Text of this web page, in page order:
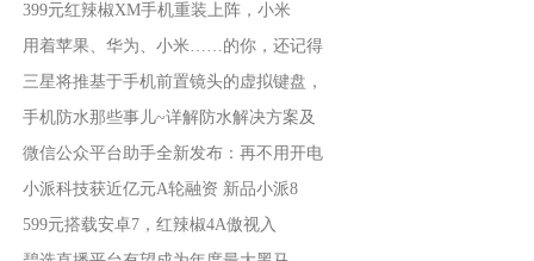
399元红辣椒XM手机重装上阵，小米
用着苹果、华为、小米……的你，还记得
三星将推基于手机前置镜头的虚拟键盘，
手机防水那些事儿~详解防水解决方案及
微信公众平台助手全新发布：再不用开电
小派科技获近亿元A轮融资 新品小派8
599元搭载安卓7，红辣椒4A傲视入